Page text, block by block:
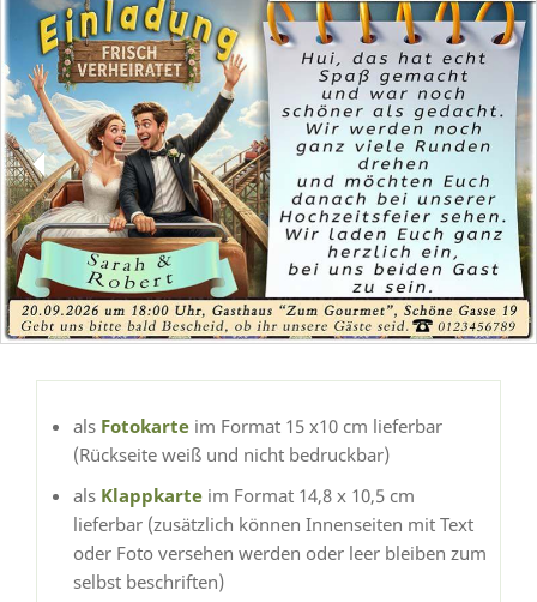
als Fotokarte im Format 15 x10 cm lieferbar
(Rückseite weiß und nicht bedruckbar)
als Klappkarte im Format 14,8 x 10,5 cm
lieferbar (zusätzlich können Innenseiten mit Text
oder Foto versehen werden oder leer bleiben zum
selbst beschriften)